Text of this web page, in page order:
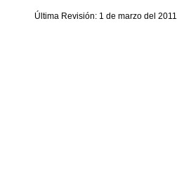
Última Revisión: 1 de marzo del 2011